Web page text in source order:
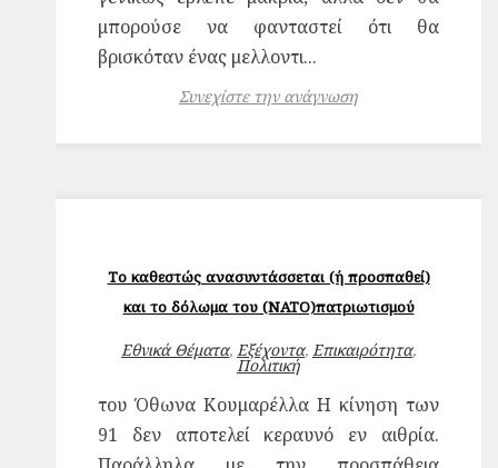
μπορούσε να φανταστεί ότι θα
βρισκόταν ένας μελλοντι...
Συνεχίστε την ανάγνωση
Το καθεστώς ανασυντάσσεται (ή προσπαθεί)
και το δόλωμα του (ΝΑΤΟ)πατριωτισμού
Εθνικά Θέματα, Εξέχοντα, Επικαιρότητα,
Πολιτική
του Όθωνα Κουμαρέλλα Η κίνηση των
91 δεν αποτελεί κεραυνό εν αιθρία.